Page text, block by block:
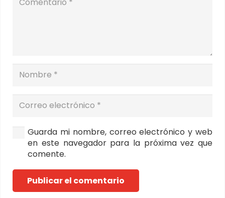
Guarda mi nombre, correo electrónico y web
en este navegador para la próxima vez que
comente.
Publicar el comentario